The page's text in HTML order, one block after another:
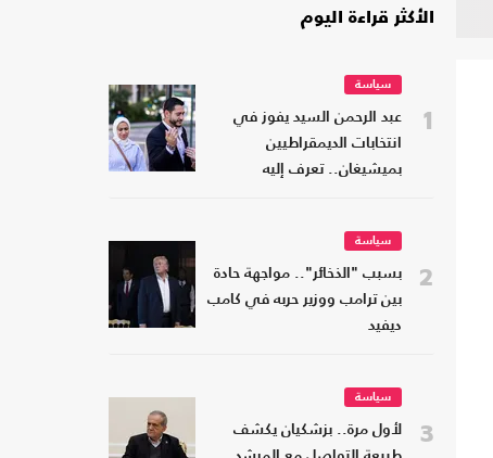
الأكثر قراءة اليوم
1
سياسة
عبد الرحمن السيد يفوز في
انتخابات الديمقراطيين
بميشيغان.. تعرف إليه
2
سياسة
بسبب "الذخائر".. مواجهة حادة
بين ترامب ووزير حربه في كامب
ديفيد
3
سياسة
لأول مرة.. بزشكيان يكشف